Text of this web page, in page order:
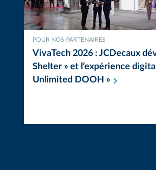
POUR NOS PARTENAIRES
VivaTech 2026 : JCDecaux
Shelter » et l’expérience
Unlimited DOOH »